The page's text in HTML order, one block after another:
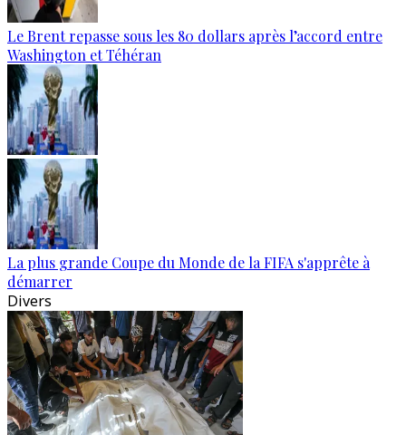
Le Brent repasse sous les 80 dollars après l’accord entre
Washington et Téhéran
La plus grande Coupe du Monde de la FIFA s'apprête à
démarrer
Divers